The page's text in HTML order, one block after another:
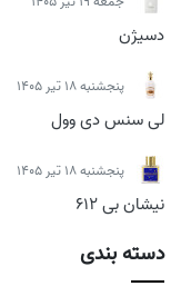
دسیژن
پنجشنبه 18 تیر 1405
لی سنس دی وول
پنجشنبه 18 تیر 1405
نیشان بی 612
دسته بندی